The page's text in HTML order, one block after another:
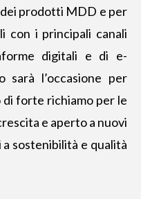
dei prodotti MDD e per
con i principali canali
digitali e di e-
sarà l’occasione per
di forte richiamo per le
e aperto a nuovi
sostenibilità e qualità